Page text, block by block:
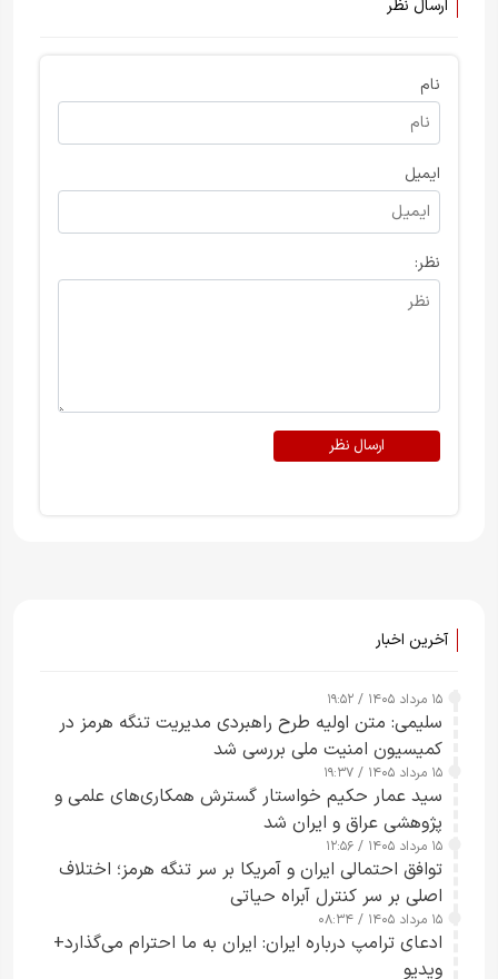
ارسال نظر
نام
ایمیل
نظر:
ارسال نظر
آخرین اخبار
۱۵ مرداد ۱۴۰۵ / ۱۹:۵۲
سلیمی: متن اولیه طرح راهبردی مدیریت تنگه هرمز در
کمیسیون امنیت ملی بررسی شد
۱۵ مرداد ۱۴۰۵ / ۱۹:۳۷
سید عمار حکیم خواستار گسترش همکاری‌های علمی و
پژوهشی عراق و ایران شد
۱۵ مرداد ۱۴۰۵ / ۱۲:۵۶
توافق احتمالی ایران و آمریکا بر سر تنگه هرمز؛ اختلاف
اصلی بر سر کنترل آبراه حیاتی
۱۵ مرداد ۱۴۰۵ / ۰۸:۳۴
ادعای ترامپ درباره ایران: ایران به ما احترام می‌گذارد+
ویدیو